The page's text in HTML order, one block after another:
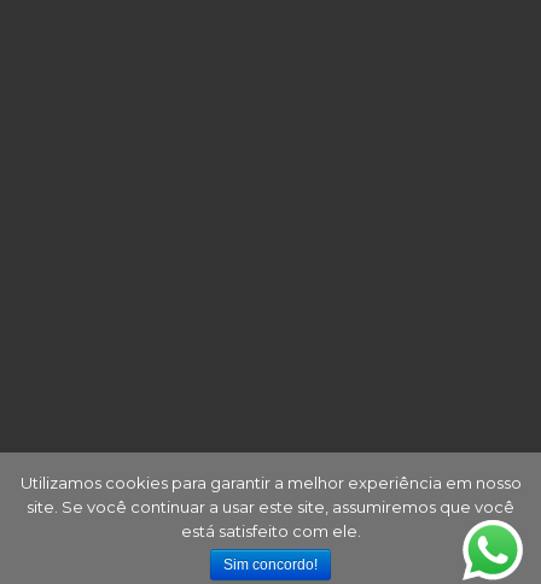
Utilizamos cookies para garantir a melhor experiência em nosso
site. Se você continuar a usar este site, assumiremos que você
está satisfeito com ele.
Sim concordo!